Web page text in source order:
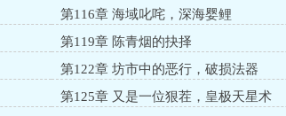
第116章 海域叱咤，深海婴鲤
第119章 陈青烟的抉择
第122章 坊市中的恶行，破损法器
第125章 又是一位狠茬，皇极天星术